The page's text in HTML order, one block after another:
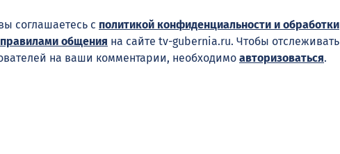
соглашаетесь с политикой конфиденциальности и обработки
правилами общения на сайте tv-gubernia.ru. Чтобы отслеживать
на ваши комментарии, необходимо авторизоваться.